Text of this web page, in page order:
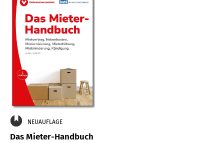
NEUAUFLAGE
Das Mieter-Handbuch